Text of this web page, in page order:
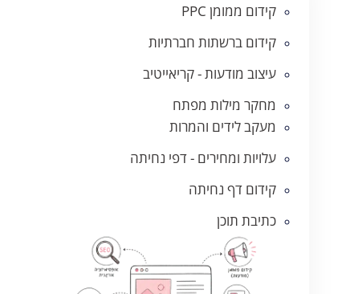
קידום ממומן PPC
קידום ברשתות חברתיות
עיצוב מודעות - קריאייטיב
מחקר מילות מפתח
מעקב לידים והמרות
עלויות ומחירים - דפי נחיתה
קידום דף נחיתה
כתיבת תוכן